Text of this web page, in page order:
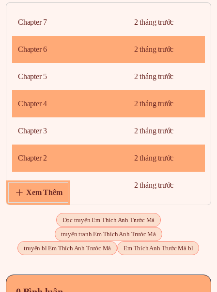
Chapter 7 2 tháng trước
Chapter 6 2 tháng trước
Chapter 5 2 tháng trước
Chapter 4 2 tháng trước
Chapter 3 2 tháng trước
Chapter 2 2 tháng trước
Chapter 1
2 tháng trước
Xem Thêm
Đọc truyện Em Thích Anh Trước Mà
truyện tranh Em Thích Anh Trước Mà
truyện bl Em Thích Anh Trước Mà
Em Thích Anh Trước Mà bl